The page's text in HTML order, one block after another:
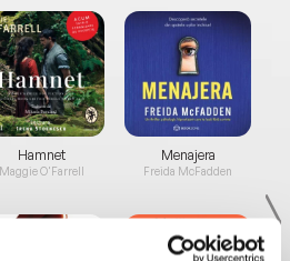
Hamnet
Maggie O'Farrell
Menajera
Freida McFadden